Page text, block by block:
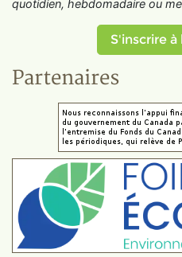
quotidien, hebdomadaire ou
S'inscrire
Partenaires